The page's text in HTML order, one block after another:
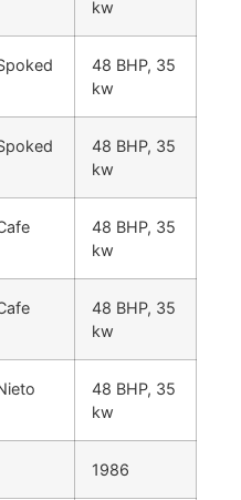
kw
48 BHP, 35
kw
48 BHP, 35
kw
48 BHP, 35
kw
48 BHP, 35
kw
48 BHP, 35
kw
1986